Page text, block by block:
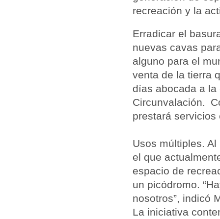
recreación y la
Erradicar el
nuevas cavas
alguno para el
venta de la tierra
días abocada a
Circunvalación.
prestará servicios
Usos múltiples.
el que
espacio de
un picódromo.
nosotros”, indicó
La iniciativa